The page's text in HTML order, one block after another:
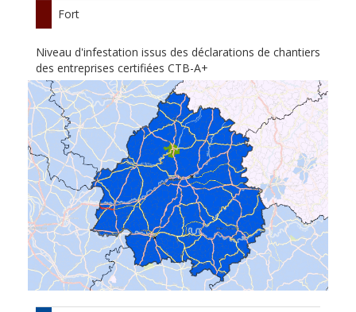
Fort
Niveau d'infestation issus des déclarations de chantiers
des entreprises certifiées CTB-A+